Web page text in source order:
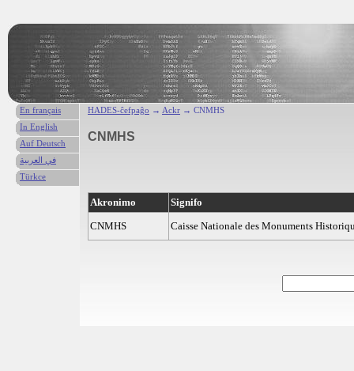
HADES-ĉefpaĝo → Ackr → CNMHS
CNMHS
Akronimo
Signifo
CNMHS
Caisse Nationale des Monuments
En français
In English
Auf Deutsch
في العربية
Türkce